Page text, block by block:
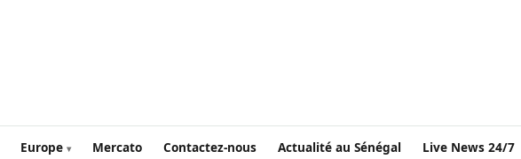
Europe Mercato Contactez-nous Actualité au Sénégal Live News 24/7